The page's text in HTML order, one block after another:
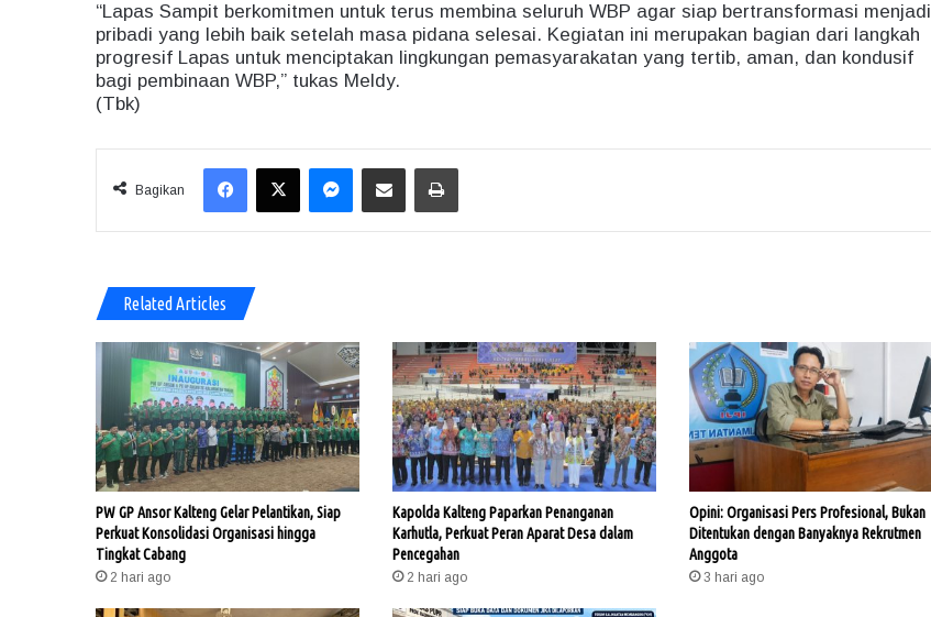
“Lapas Sampit berkomitmen untuk terus membina seluruh WBP agar siap bertransformasi menjadi
pribadi yang lebih baik setelah masa pidana selesai. Kegiatan ini merupakan bagian dari langkah
progresif Lapas untuk menciptakan lingkungan pemasyarakatan yang tertib, aman, dan kondusif
bagi pembinaan WBP,” tukas Meldy.
(Tbk)
Bagikan
X
Related Articles
PW GP Ansor Kalteng Gelar Pelantikan, Siap
Perkuat Konsolidasi Organisasi hingga
Tingkat Cabang
2 hari ago
Kapolda Kalteng Paparkan Penanganan
Karhutla, Perkuat Peran Aparat Desa dalam
Pencegahan
2 hari ago
Opini: Organisasi Pers Profesional, Bukan
Ditentukan dengan Banyaknya Rekrutmen
Anggota
3 hari ago